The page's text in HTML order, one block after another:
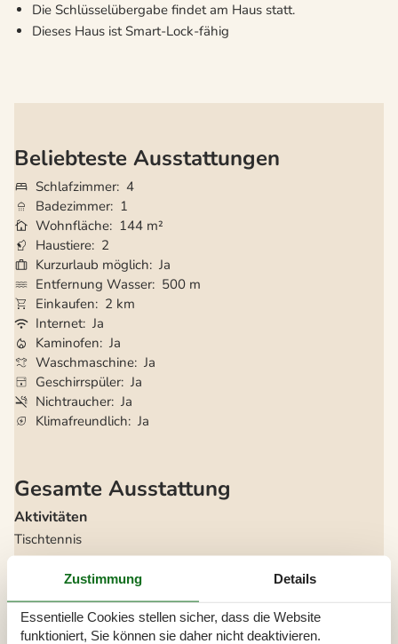
Die Schlüsselübergabe findet am Haus statt.
Dieses Haus ist Smart-Lock-fähig
Beliebteste Ausstattungen
Schlafzimmer 4
Badezimmer 1
Wohnfläche 144 m²
Haustiere 2
Kurzurlaub möglich Ja
Entfernung Wasser 500 m
Einkaufen
2 km
Internet Ja
Kaminofen Ja
Waschmaschine Ja
Geschirrspüler Ja
Nichtraucher Ja
Klimafreundlich Ja
Gesamte Ausstattung
Aktivitäten
Tischtennis
Dusche
Waschbecken
WC
Zustimmung Details
Essentielle Cookies stellen sicher, dass die Website
funktioniert, Sie können sie daher nicht deaktivieren.